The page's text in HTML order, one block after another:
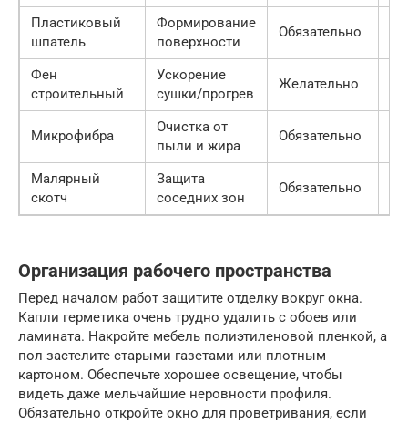
Пластиковый
шпатель
Формирование
поверхности
Обязательно
Фен
строительный
Ускорение
сушки/прогрев
Желательно
Микрофибра
Очистка от
пыли и жира
Обязательно
Малярный
скотч
Защита
соседних зон
Обязательно
Организация рабочего пространства
Перед началом работ защитите отделку вокруг окна.
Капли герметика очень трудно удалить с обоев или
ламината. Накройте мебель полиэтиленовой пленкой, а
пол застелите старыми газетами или плотным
картоном. Обеспечьте хорошее освещение, чтобы
видеть даже мельчайшие неровности профиля.
Обязательно откройте окно для проветривания, если